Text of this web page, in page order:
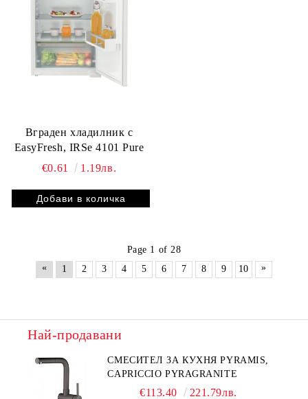
Вграден хладилник с
EasyFresh, IRSe 4101 Pure
€0.61
1.19лв.
Page 1 of 28
«
1 2 3 4 5 6 7 8 9 10 »
Най-продавани
СМЕСИТЕЛ ЗА КУХНЯ PYRAMIS,
CAPRICCIO PYRAGRANITE
€113.40 221.79лв.